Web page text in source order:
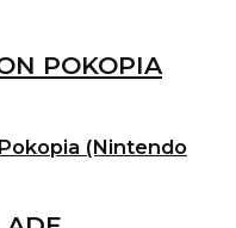
(Nintendo